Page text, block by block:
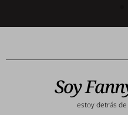
Soy
estoy detrás